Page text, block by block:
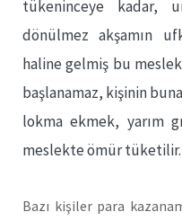
tükeninceye kadar,
dönülmez akşamın
haline gelmiş bu
başlanamaz, kişinin
lokma ekmek, yarım
meslekte ömür tüketilir.
Bazı kişiler para